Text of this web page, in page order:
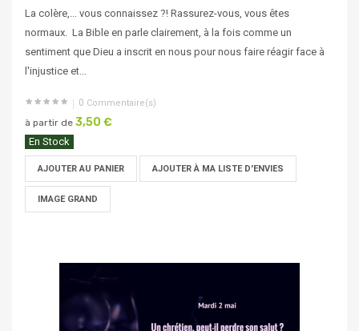
La colère,... vous connaissez ?! Rassurez-vous, vous êtes
normaux. La Bible en parle clairement, à la fois comme un
sentiment que Dieu a inscrit en nous pour nous faire réagir face à
l'injustice et...
0 Commentaire(s)
à partir de 3,50 €
En Stock
AJOUTER AU PANIER AJOUTER À MA LISTE D'ENVIES
IMAGE GRAND